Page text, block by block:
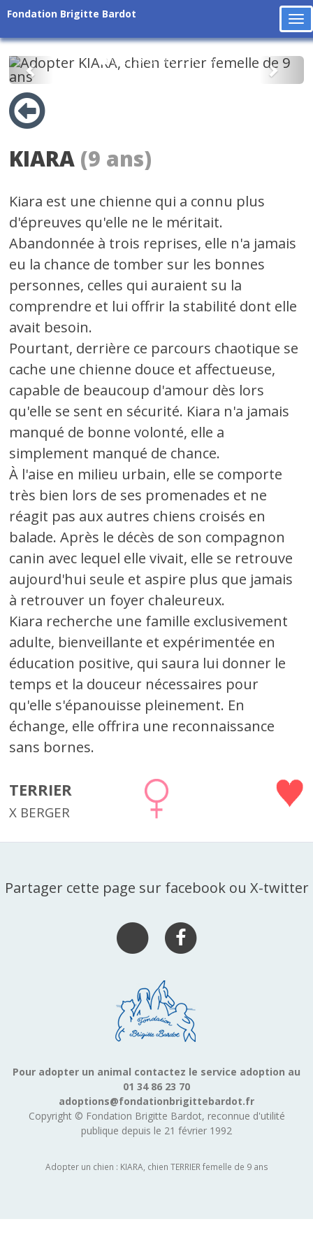
Fondation Brigitte Bardot
Précédent
KIARA (9 ans)
Kiara est une chienne qui a connu plus
d'épreuves qu'elle ne le méritait.
Abandonnée à trois reprises, elle n'a jamais
eu la chance de tomber sur les bonnes
personnes, celles qui auraient su la
comprendre et lui offrir la stabilité dont elle
avait besoin.
Pourtant, derrière ce parcours chaotique se
cache une chienne douce et affectueuse,
capable de beaucoup d'amour dès lors
qu'elle se sent en sécurité. Kiara n'a jamais
manqué de bonne volonté, elle a
simplement manqué de chance.
À l'aise en milieu urbain, elle se comporte
très bien lors de ses promenades et ne
réagit pas aux autres chiens croisés en
balade. Après le décès de son compagnon
canin avec lequel elle vivait, elle se retrouve
aujourd'hui seule et aspire plus que jamais
à retrouver un foyer chaleureux.
Kiara recherche une famille exclusivement
adulte, bienveillante et expérimentée en
éducation positive, qui saura lui donner le
temps et la douceur nécessaires pour
qu'elle s'épanouisse pleinement. En
échange, elle offrira une reconnaissance
sans bornes.
TERRIER
X BERGER
Partager cette page sur facebook ou X-twitter
Pour adopter un animal contactez le service adoption au
01 34 86 23 70
adoptions@fondationbrigittebardot.fr
Copyright © Fondation Brigitte Bardot, reconnue d'utilité
publique depuis le 21 février 1992
Adopter un chien : KIARA, chien TERRIER femelle de 9 ans